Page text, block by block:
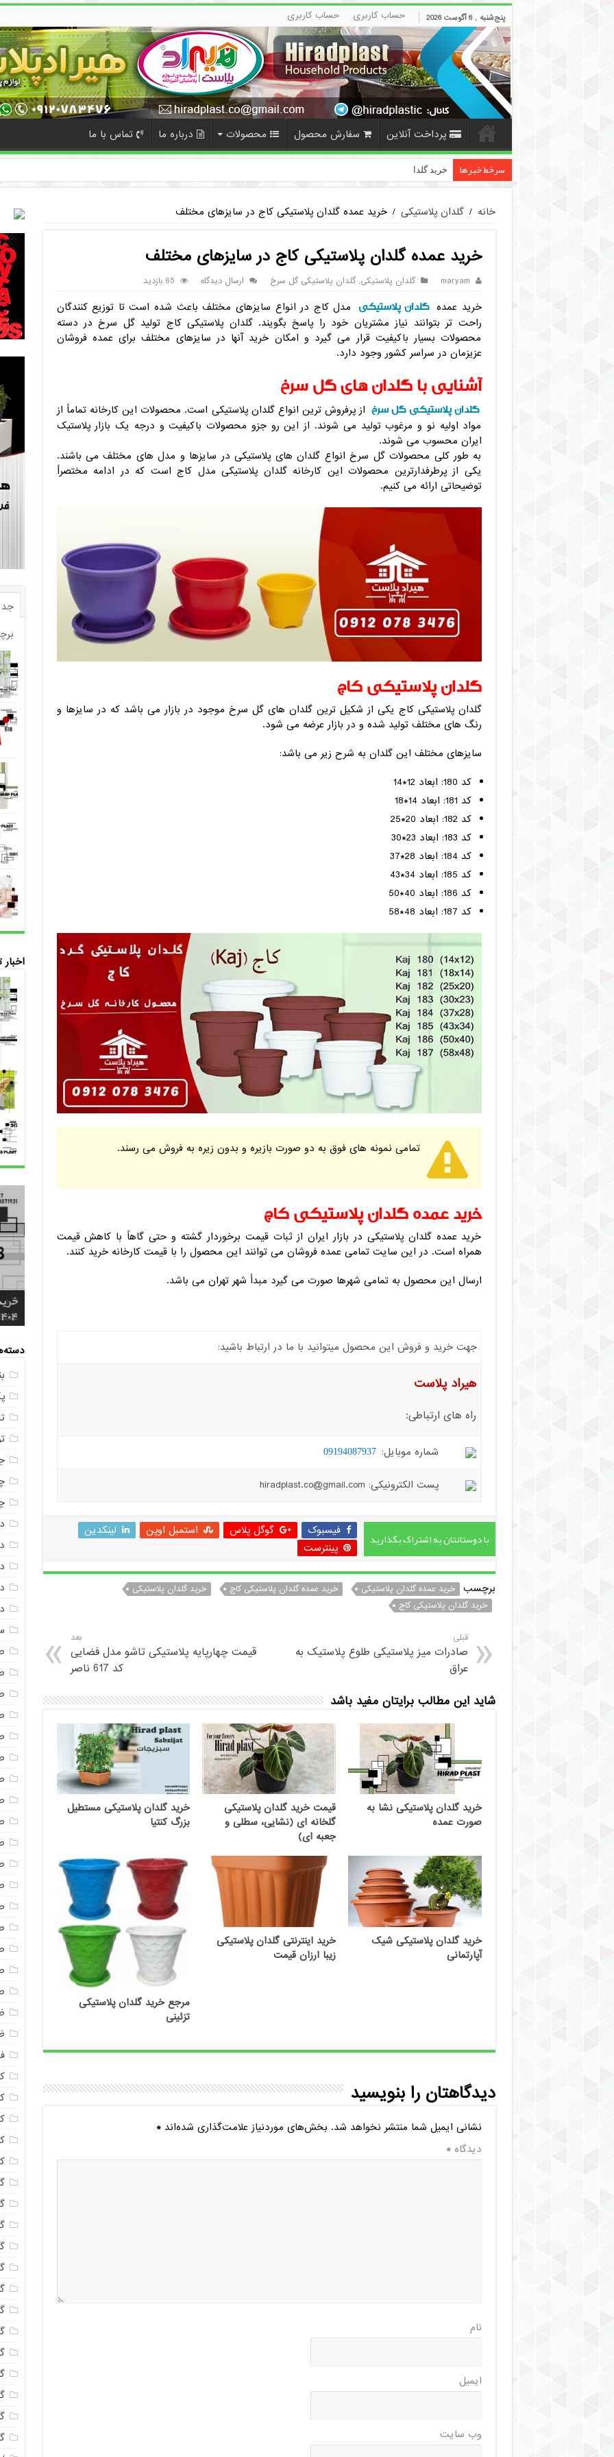
پنج‌شنبه , 6 آگوست 2026 حساب کاربری حساب کاربری
پرداخت آنلاین سفارش محصول محصولات درباره ما تماس با ما
سرخط خبرها خرید گلدان پلاستیکی نشا به صورت عمده
خانه / گلدان پلاستیکی / خرید عمده گلدان پلاستیکی کاج در سایزهای مختلف
خرید عمده گلدان پلاستیکی کاج در سایزهای مختلف
maryam گلدان پلاستیکی,گلدان پلاستیکی گل سرخ ارسال دیدگاه 65 بازدید
خرید عمده گلدان پلاستیکی مدل کاج در انواع سایزهای مختلف باعث شده است تا توزیع کنندگان
راحت تر بتوانند نیاز مشتریان خود را پاسخ بگویند. گلدان پلاستیکی کاج تولید گل سرخ در دسته
محصولات بسیار باکیفیت قرار می گیرد و امکان خرید آنها در سایزهای مختلف برای عمده فروشان
عزیزمان در سراسر کشور وجود دارد.
آشنایی با گلدان های گل سرخ
گلدان پلاستیکی گل سرخ از پرفروش ترین انواع گلدان پلاستیکی است. محصولات این کارخانه تماماً از
مواد اولیه نو و مرغوب تولید می شوند. از این رو جزو محصولات باکیفیت و درجه یک بازار پلاستیک
ایران محسوب می شوند.
به طور کلی محصولات گل سرخ انواع گلدان های پلاستیکی در سایزها و مدل های مختلف می باشند.
یکی از پرطرفدارترین محصولات این کارخانه گلدان پلاستیکی مدل کاج است که در ادامه مختصراً
توضیحاتی ارائه می کنیم.
گلدان پلاستیکی کاج
گلدان پلاستیکی کاج یکی از شکیل ترین گلدان های گل سرخ موجود در بازار می باشد که در سایزها و
رنگ های مختلف تولید شده و در بازار عرضه می شود.
سایزهای مختلف این گلدان به شرح زیر می باشد:
کد 180: ابعاد 12*14
کد 181: ابعاد 14*18
کد 182: ابعاد 20*25
کد 183: ابعاد 23*30
کد 184: ابعاد 28*37
کد 185: ابعاد 34*43
کد 186: ابعاد 40*50
کد 187: ابعاد 48*58
تمامی نمونه های فوق به دو صورت بازیره و بدون زیره به فروش می رسند.
خرید عمده گلدان پلاستیکی کاج
خرید عمده گلدان پلاستیکی در بازار ایران از ثبات قیمت برخوردار گشته و حتی گاهاً با کاهش قیمت
همراه است. در این سایت تمامی عمده فروشان می توانند این محصول را با قیمت کارخانه خرید کنند.
ارسال این محصول به تمامی شهرها صورت می گیرد مبدأ شهر تهران می باشد.
جهت خرید و فروش این محصول میتوانید با ما در ارتباط باشید:
هیراد پلاست
راه های ارتباطی:
شماره موبایل: 09194087937
پست الکترونیکی: hiradplast.co@gmail.com
با دوستانتان به اشتراک بگذارید فیسبوک گوگل پلاس استمبل اوپن
لینکدین
پینترست
برچسب خرید عمده گلدان پلاستیکی خرید عمده گلدان پلاستیکی کاج
خرید گلدان پلاستیکی
خرید گلدان پلاستیکی کاج
قبلی
صادرات میز پلاستیکی طلوع پلاستیک به
عراق
بعد
قیمت چهارپایه پلاستیکی تاشو مدل فضایی
کد 617 ناصر
شاید این مطالب برایتان مفید باشد
خرید گلدان پلاستیکی نشا به
صورت عمده
قیمت خرید گلدان پلاستیکی
گلخانه ای (نشایی، سطلی و
جعبه ای)
خرید گلدان پلاستیکی مستطیل
بزرگ کنتیا
خرید گلدان پلاستیکی شیک
آپارتمانی
خرید اینترنتی گلدان پلاستیکی
زیبا ارزان قیمت
مرجع خرید گلدان پلاستیکی
تزئینی
دیدگاهتان را بنویسید
نشانی ایمیل شما منتشر نخواهد شد. بخش‌های موردنیاز علامت‌گذاری شده‌اند*
دیدگاه*
نام
ایمیل
وب‌ سایت
4